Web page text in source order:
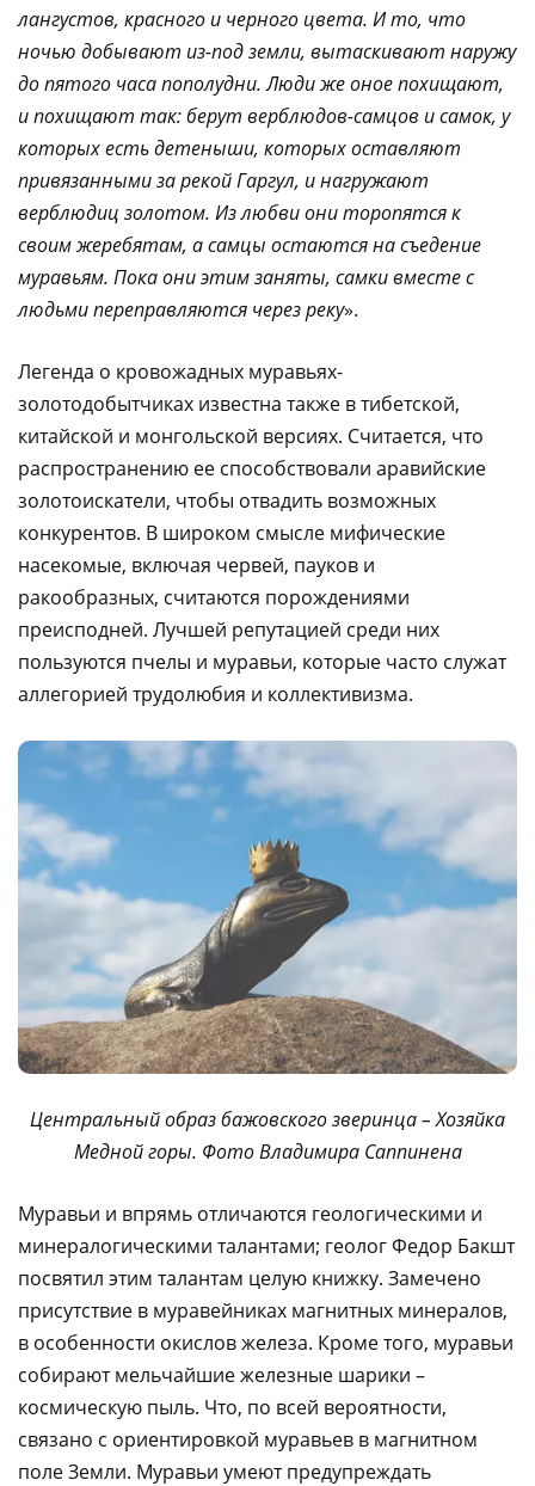
лангустов, красного и черного цвета. И то, что
ночью добывают из-под земли, вытаскивают наружу
до пятого часа пополудни. Люди же оное похищают,
и похищают так: берут верблюдов-самцов и самок, у
которых есть детеныши, которых оставляют
привязанными за рекой Гаргул, и нагружают
верблюдиц золотом. Из любви они торопятся к
своим жеребятам, а самцы остаются на съедение
муравьям. Пока они этим заняты, самки вместе с
людьми переправляются через реку».
Легенда о кровожадных муравьях-
золотодобытчиках известна также в тибетской,
китайской и монгольской версиях. Считается, что
распространению ее способствовали аравийские
золотоискатели, чтобы отвадить возможных
конкурентов. В широком смысле мифические
насекомые, включая червей, пауков и
ракообразных, считаются порождениями
преисподней. Лучшей репутацией среди них
пользуются пчелы и муравьи, которые часто служат
аллегорией трудолюбия и коллективизма.
Центральный образ бажовского зверинца – Хозяйка
Медной горы. Фото Владимира Саппинена
Муравьи и впрямь отличаются геологическими и
минералогическими талантами; геолог Федор Бакшт
посвятил этим талантам целую книжку. Замечено
присутствие в муравейниках магнитных минералов,
в особенности окислов железа. Кроме того, муравьи
собирают мельчайшие железные шарики –
космическую пыль. Что, по всей вероятности,
связано с ориентировкой муравьев в магнитном
поле Земли. Муравьи умеют предупреждать